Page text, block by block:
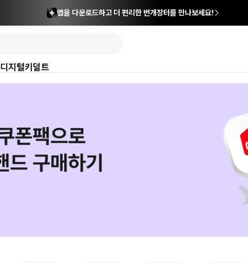
앱을 다운로드하고 더 편리한 번개장터를 만나보세요!
디지털키덜트